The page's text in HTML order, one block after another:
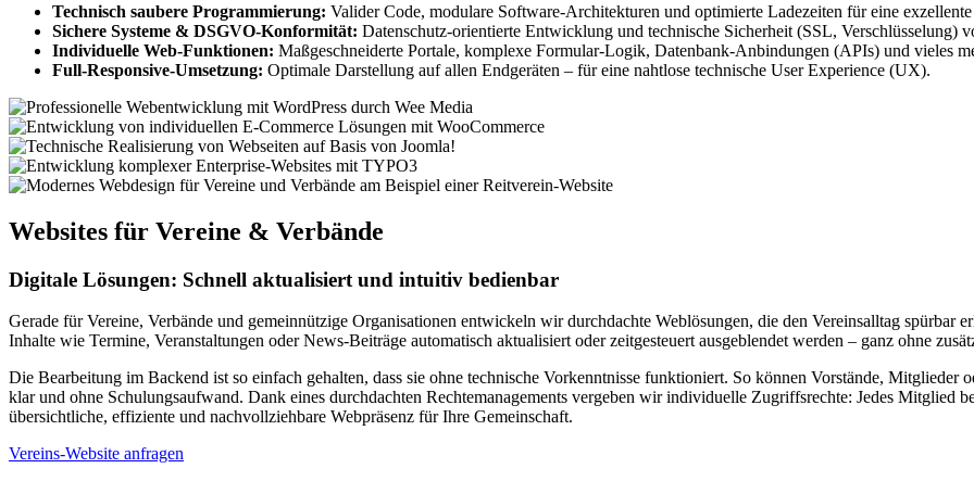
Technisch saubere Programmierung: Valider Code, modulare Software-Architekturen und optimierte Ladezeiten für eine exzellente
Sichere Systeme & DSGVO-Konformität: Datenschutz-orientierte Entwicklung und technische Sicherheit (SSL, Verschlüsselung)
Individuelle Web-Funktionen: Maßgeschneiderte Portale, komplexe Formular-Logik, Datenbank-Anbindungen (APIs) und vieles
Full-Responsive-Umsetzung: Optimale Darstellung auf allen Endgeräten – für eine nahtlose technische User Experience (UX).
Websites für Vereine & Verbände
Digitale Lösungen: Schnell aktualisiert und intuitiv bedienbar
Gerade für Vereine, Verbände und gemeinnützige Organisationen entwickeln wir durchdachte Weblösungen, die den Vereinsalltag spürbar
Inhalte wie Termine, Veranstaltungen oder News-Beiträge automatisch aktualisiert oder zeitgesteuert ausgeblendet werden – ganz ohne
Die Bearbeitung im Backend ist so einfach gehalten, dass sie ohne technische Vorkenntnisse funktioniert. So können Vorstände, Mitglieder
klar und ohne Schulungsaufwand. Dank eines durchdachten Rechtemanagements vergeben wir individuelle Zugriffsrechte: Jedes Mitglied
übersichtliche, effiziente und nachvollziehbare Webpräsenz für Ihre Gemeinschaft.
Vereins-Website anfragen